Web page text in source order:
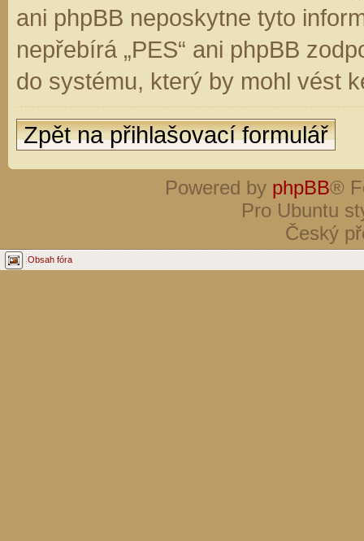
ani phpBB neposkytne tyto
nepřebírá „PES“ ani phpBB
do systému, který by mohl vést
Zpět na přihlašovací formulář
Powered by phpBB®
Pro Ubuntu
Český
Obsah fóra